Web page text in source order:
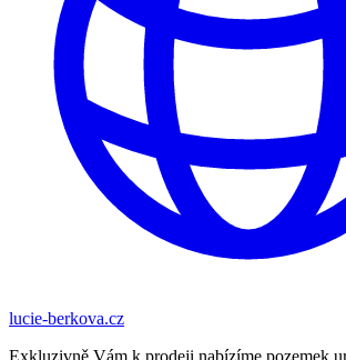
lucie-berkova.cz
Exkluzivně Vám k prodeji nabízíme pozemek